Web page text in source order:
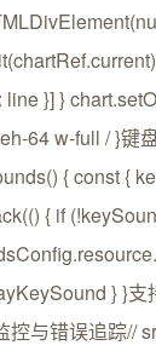
line }] }
64 w-full / }键
{ const {
{ if
} }
控与错误追踪//